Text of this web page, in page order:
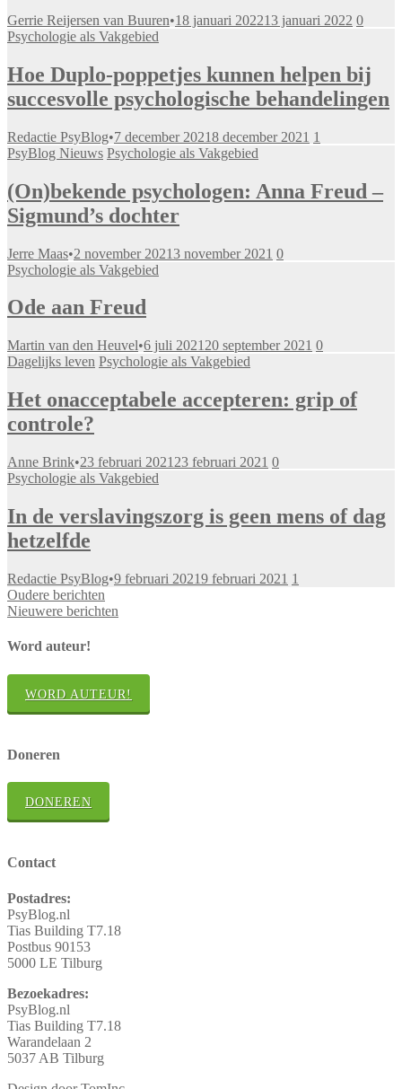
Gerrie Reijersen van Buuren•18 januari 202213 januari 2022 0
Psychologie als Vakgebied
Hoe Duplo-poppetjes kunnen helpen bij
succesvolle psychologische behandelingen
Redactie PsyBlog•7 december 20218 december 2021 1
PsyBlog Nieuws Psychologie als Vakgebied
(On)bekende psychologen: Anna Freud –
Sigmund’s dochter
Jerre Maas•2 november 20213 november 2021 0
Psychologie als Vakgebied
Ode aan Freud
Martin van den Heuvel•6 juli 2021 20 september 2021 0
Dagelijks leven Psychologie als Vakgebied
Het onacceptabele accepteren: grip of
controle?
Anne Brink•23 februari 2021 23 februari 2021 0
Psychologie als Vakgebied
In de verslavingszorg is geen mens of dag
hetzelfde
Redactie PsyBlog•9 februari 20219 februari 2021 1
Berichtennavigatie
Oudere berichten
Nieuwere berichten
Word auteur!
WORD AUTEUR!
Doneren
DONEREN
Contact
Postadres:
PsyBlog.nl
Tias Building T7.18
Postbus 90153
5000 LE Tilburg
Bezoekadres:
PsyBlog.nl
Tias Building T7.18
Warandelaan 2
5037 AB Tilburg